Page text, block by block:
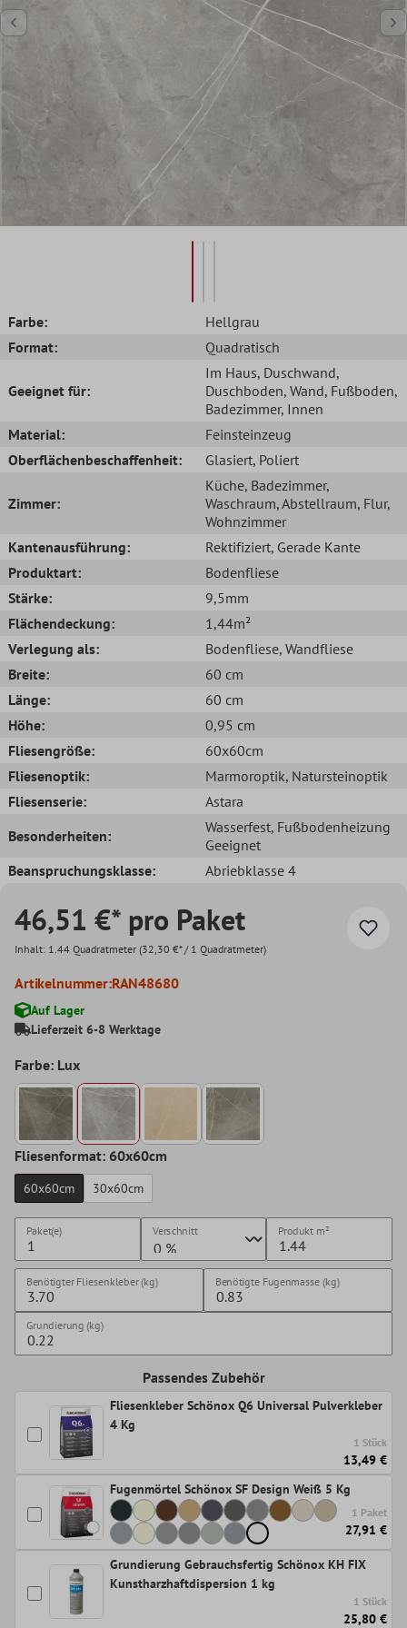
Farbe:
Hellgrau
Format:
Quadratisch
Geeignet für:
Im Haus, Duschwand,
Duschboden, Wand, Fußboden,
Badezimmer, Innen
Material:
Feinsteinzeug
Oberflächenbeschaffenheit:
Glasiert, Poliert
Zimmer:
Küche, Badezimmer,
Waschraum, Abstellraum, Flur,
Wohnzimmer
Kantenausführung:
Rektifiziert, Gerade Kante
Produktart:
Bodenfliese
Stärke:
9,5mm
Flächendeckung:
1,44m²
Verlegung als:
Bodenfliese, Wandfliese
Breite:
60 cm
Länge:
60 cm
Höhe:
0,95 cm
Fliesengröße:
60x60cm
Fliesenoptik:
Marmoroptik, Natursteinoptik
Fliesenserie:
Astara
Besonderheiten:
Wasserfest, Fußbodenheizung
Geeignet
Beanspruchungsklasse:
Abriebklasse 4
46,51 €* pro Paket
Inhalt: 1.44 Quadratmeter (32,30 €* / 1 Quadratmeter)
Artikelnummer:RAN48680
Auf Lager
Lieferzeit 6-8 Werktage
Farbe: Lux
Fliesenformat: 60x60cm
60x60cm 30x60cm
Paket(e) Verschnitt Produkt m²
Benötigter Fliesenkleber (kg) Benötigte Fugenmasse (kg)
Grundierung (kg)
Passendes Zubehör
Fliesenkleber Schönox Q6 Universal Pulverkleber
4 Kg
1 Stück
13,49 €
Fugenmörtel Schönox SF Design Weiß 5 Kg
1 Paket
27,91 €
Grundierung Gebrauchsfertig Schönox KH FIX
Kunstharzhaftdispersion 1 kg
1 Stück
25,80 €